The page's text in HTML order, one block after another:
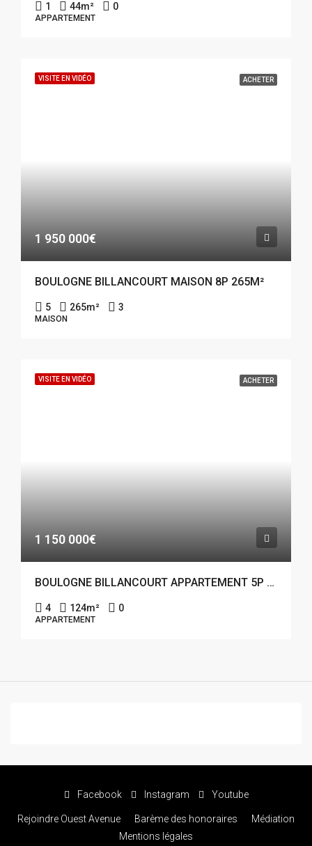
1 44m² 0
APPARTEMENT
VISITE EN VIDÉO ACHETER
1 950 000€
BOULOGNE BILLANCOURT MAISON 8P 265M²
5 265m² 3
MAISON
VISITE EN VIDÉO ACHETER
1 150 000€
BOULOGNE BILLANCOURT APPARTEMENT 5P 124M²
4 124m² 0
APPARTEMENT
Facebook Instagram Youtube
Rejoindre Ouest Avenue Barème des honoraires
Médiation
Mentions légales